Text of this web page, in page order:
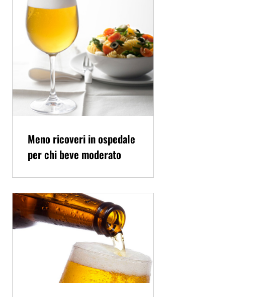
Meno ricoveri in ospedale
per chi beve moderato